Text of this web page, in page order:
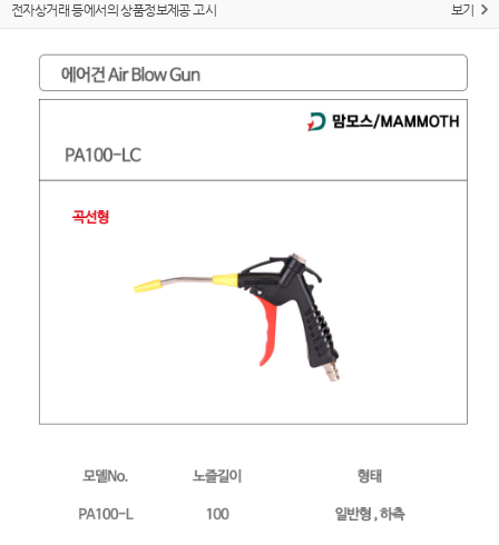
전자상거래 등에서의 상품정보제공 고시 보기